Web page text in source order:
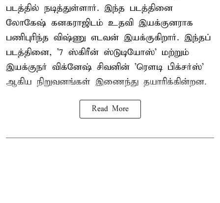
படத்தில் நடித்துள்ளார். இந்த படத்தினை
லோகேஷ் கனகராஜிடம் உதவி இயக்குனராக
பணிபுரிந்த விஷ்ணு எடவன் இயக்குகிறார். இந்தப்
படத்தினை, '7 ஸ்கிரீன் ஸ்டுடியோஸ்' மற்றும்
இயக்குநர் விக்னேஷ் சிவனின் 'ரௌடி பிக்சர்ஸ்'
ஆகிய நிறுவனங்கள் இணைந்து தயாரிக்கின்றன.
Read More